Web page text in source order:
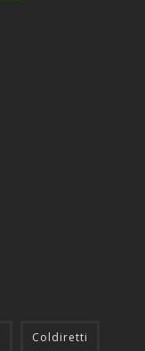
Coldiretti